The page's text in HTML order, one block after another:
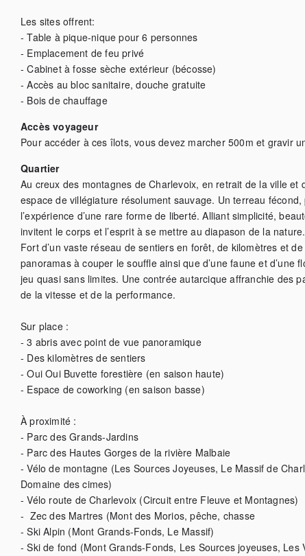
Les sites offrent:
- Table à pique-nique pour 6 personnes
- Emplacement de feu privé
- Cabinet à fosse sèche extérieur (bécosse)
- Accès au bloc sanitaire, douche gratuite
- Bois de chauffage
Accès voyageur
Pour accéder à ces îlots, vous devez marcher 500m et gravir
Quartier
Au creux des montagnes de Charlevoix, en retrait de la ville
espace de villégiature résolument sauvage. Un terreau
l’expérience d’une rare forme de liberté. Alliant simplicité,
invitent le corps et l’esprit à se mettre au diapason de la nature.
Fort d’un vaste réseau de sentiers en forêt, de kilomètres et
panoramas à couper le souffle ainsi que d’une faune et d’une
jeu quasi sans limites. Une contrée autarcique affranchie des
de la vitesse et de la performance.
Sur place :
- 3 abris avec point de vue panoramique
- Des kilomètres de sentiers
- Oui Oui Buvette forestière (en saison haute)
- Espace de coworking (en saison basse)
À proximité :
- Parc des Grands-Jardins
- Parc des Hautes Gorges de la rivière Malbaie
- Vélo de montagne (Les Sources Joyeuses, Le Massif de
Domaine des cimes)
- Vélo route de Charlevoix (Circuit entre Fleuve et Montagnes)
-  Zec des Martres (Mont des Morios, pêche, chasse
- Ski Alpin (Mont Grands-Fonds, Le Massif)
- Ski de fond (Mont Grands-Fonds, Les Sources joyeuses, Les